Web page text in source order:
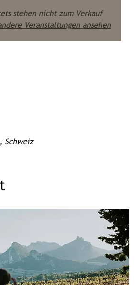
stehen nicht zum Verkauf
Veranstaltungen ansehen
Schweiz